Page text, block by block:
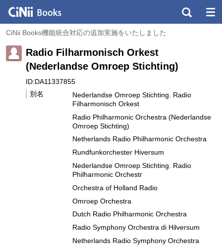
CiNii Books機能統合対応の追加実施をいたしました
Radio Filharmonisch Orkest
(Nederlandse Omroep Stichting)
ID:DA11337855
別名
Nederlandse Omroep Stichting. Radio
Filharmonisch Orkest
Radio Philharmonic Orchestra (Nederlandse
Omroep Stichting)
Netherlands Radio Philharmonic Orchestra
Rundfunkorchester Hiversum
Nederlandse Omroep Stichting. Radio
Philharmonic Orchestr
Orchestra of Holland Radio
Omroep Orchestra
Dutch Radio Philharmonic Orchestra
Radio Symphony Orchestra di Hilversum
Netherlands Radio Symphony Orchestra